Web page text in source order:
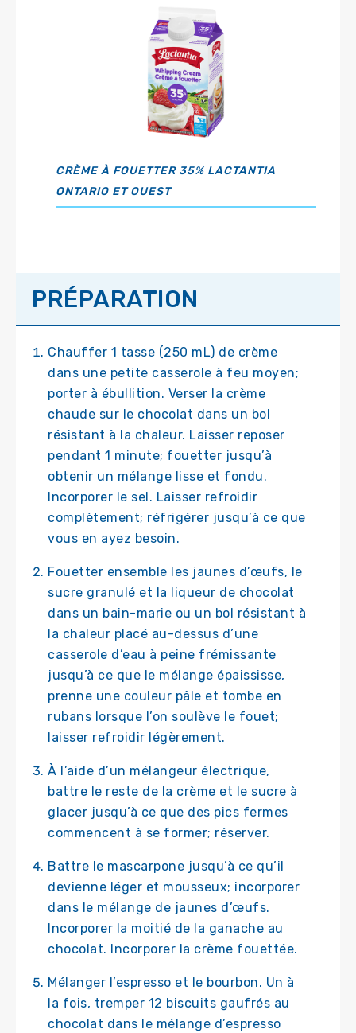
CRÈME À FOUETTER 35% LACTANTIA
ONTARIO ET OUEST
PRÉPARATION
Chauffer 1 tasse (250 mL) de crème
dans une petite casserole à feu moyen;
porter à ébullition. Verser la crème
chaude sur le chocolat dans un bol
résistant à la chaleur. Laisser reposer
pendant 1 minute; fouetter jusqu’à
obtenir un mélange lisse et fondu.
Incorporer le sel. Laisser refroidir
complètement; réfrigérer jusqu’à ce que
vous en ayez besoin.
Fouetter ensemble les jaunes d’œufs, le
sucre granulé et la liqueur de chocolat
dans un bain-marie ou un bol résistant à
la chaleur placé au-dessus d’une
casserole d’eau à peine frémissante
jusqu’à ce que le mélange épaississe,
prenne une couleur pâle et tombe en
rubans lorsque l’on soulève le fouet;
laisser refroidir légèrement.
À l’aide d’un mélangeur électrique,
battre le reste de la crème et le sucre à
glacer jusqu’à ce que des pics fermes
commencent à se former; réserver.
Battre le mascarpone jusqu’à ce qu’il
devienne léger et mousseux; incorporer
dans le mélange de jaunes d’œufs.
Incorporer la moitié de la ganache au
chocolat. Incorporer la crème fouettée.
Mélanger l’espresso et le bourbon. Un à
la fois, tremper 12 biscuits gaufrés au
chocolat dans le mélange d’espresso